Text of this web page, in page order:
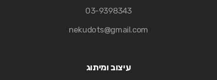
03-9398343
nekudots@gmail.com
עיצוב ומיתוג